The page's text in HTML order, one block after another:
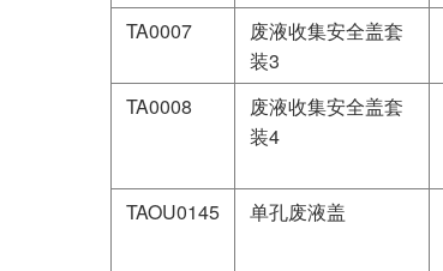
TA0007
废液收集安全盖套
装3
TA0008
废液收集安全盖套
装4
TAOU0145 单孔废液盖